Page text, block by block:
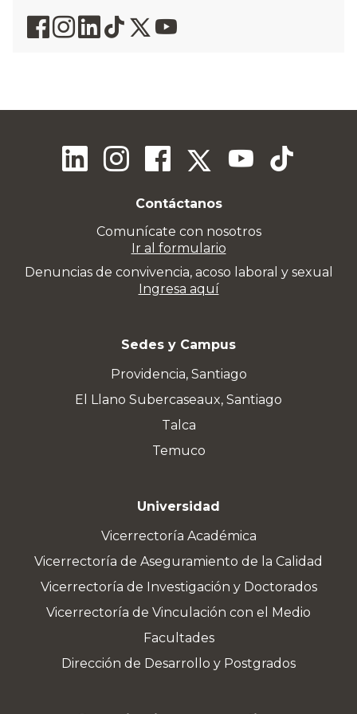
Contáctanos
Comunícate con nosotros
Ir al formulario
Denuncias de convivencia, acoso laboral y sexual
Ingresa aquí
Sedes y Campus
Providencia, Santiago
El Llano Subercaseaux, Santiago
Talca
Temuco
Universidad
Vicerrectoría Académica
Vicerrectoría de Aseguramiento de la Calidad
Vicerrectoría de Investigación y Doctorados
Vicerrectoría de Vinculación con el Medio
Facultades
Dirección de Desarrollo y Postgrados